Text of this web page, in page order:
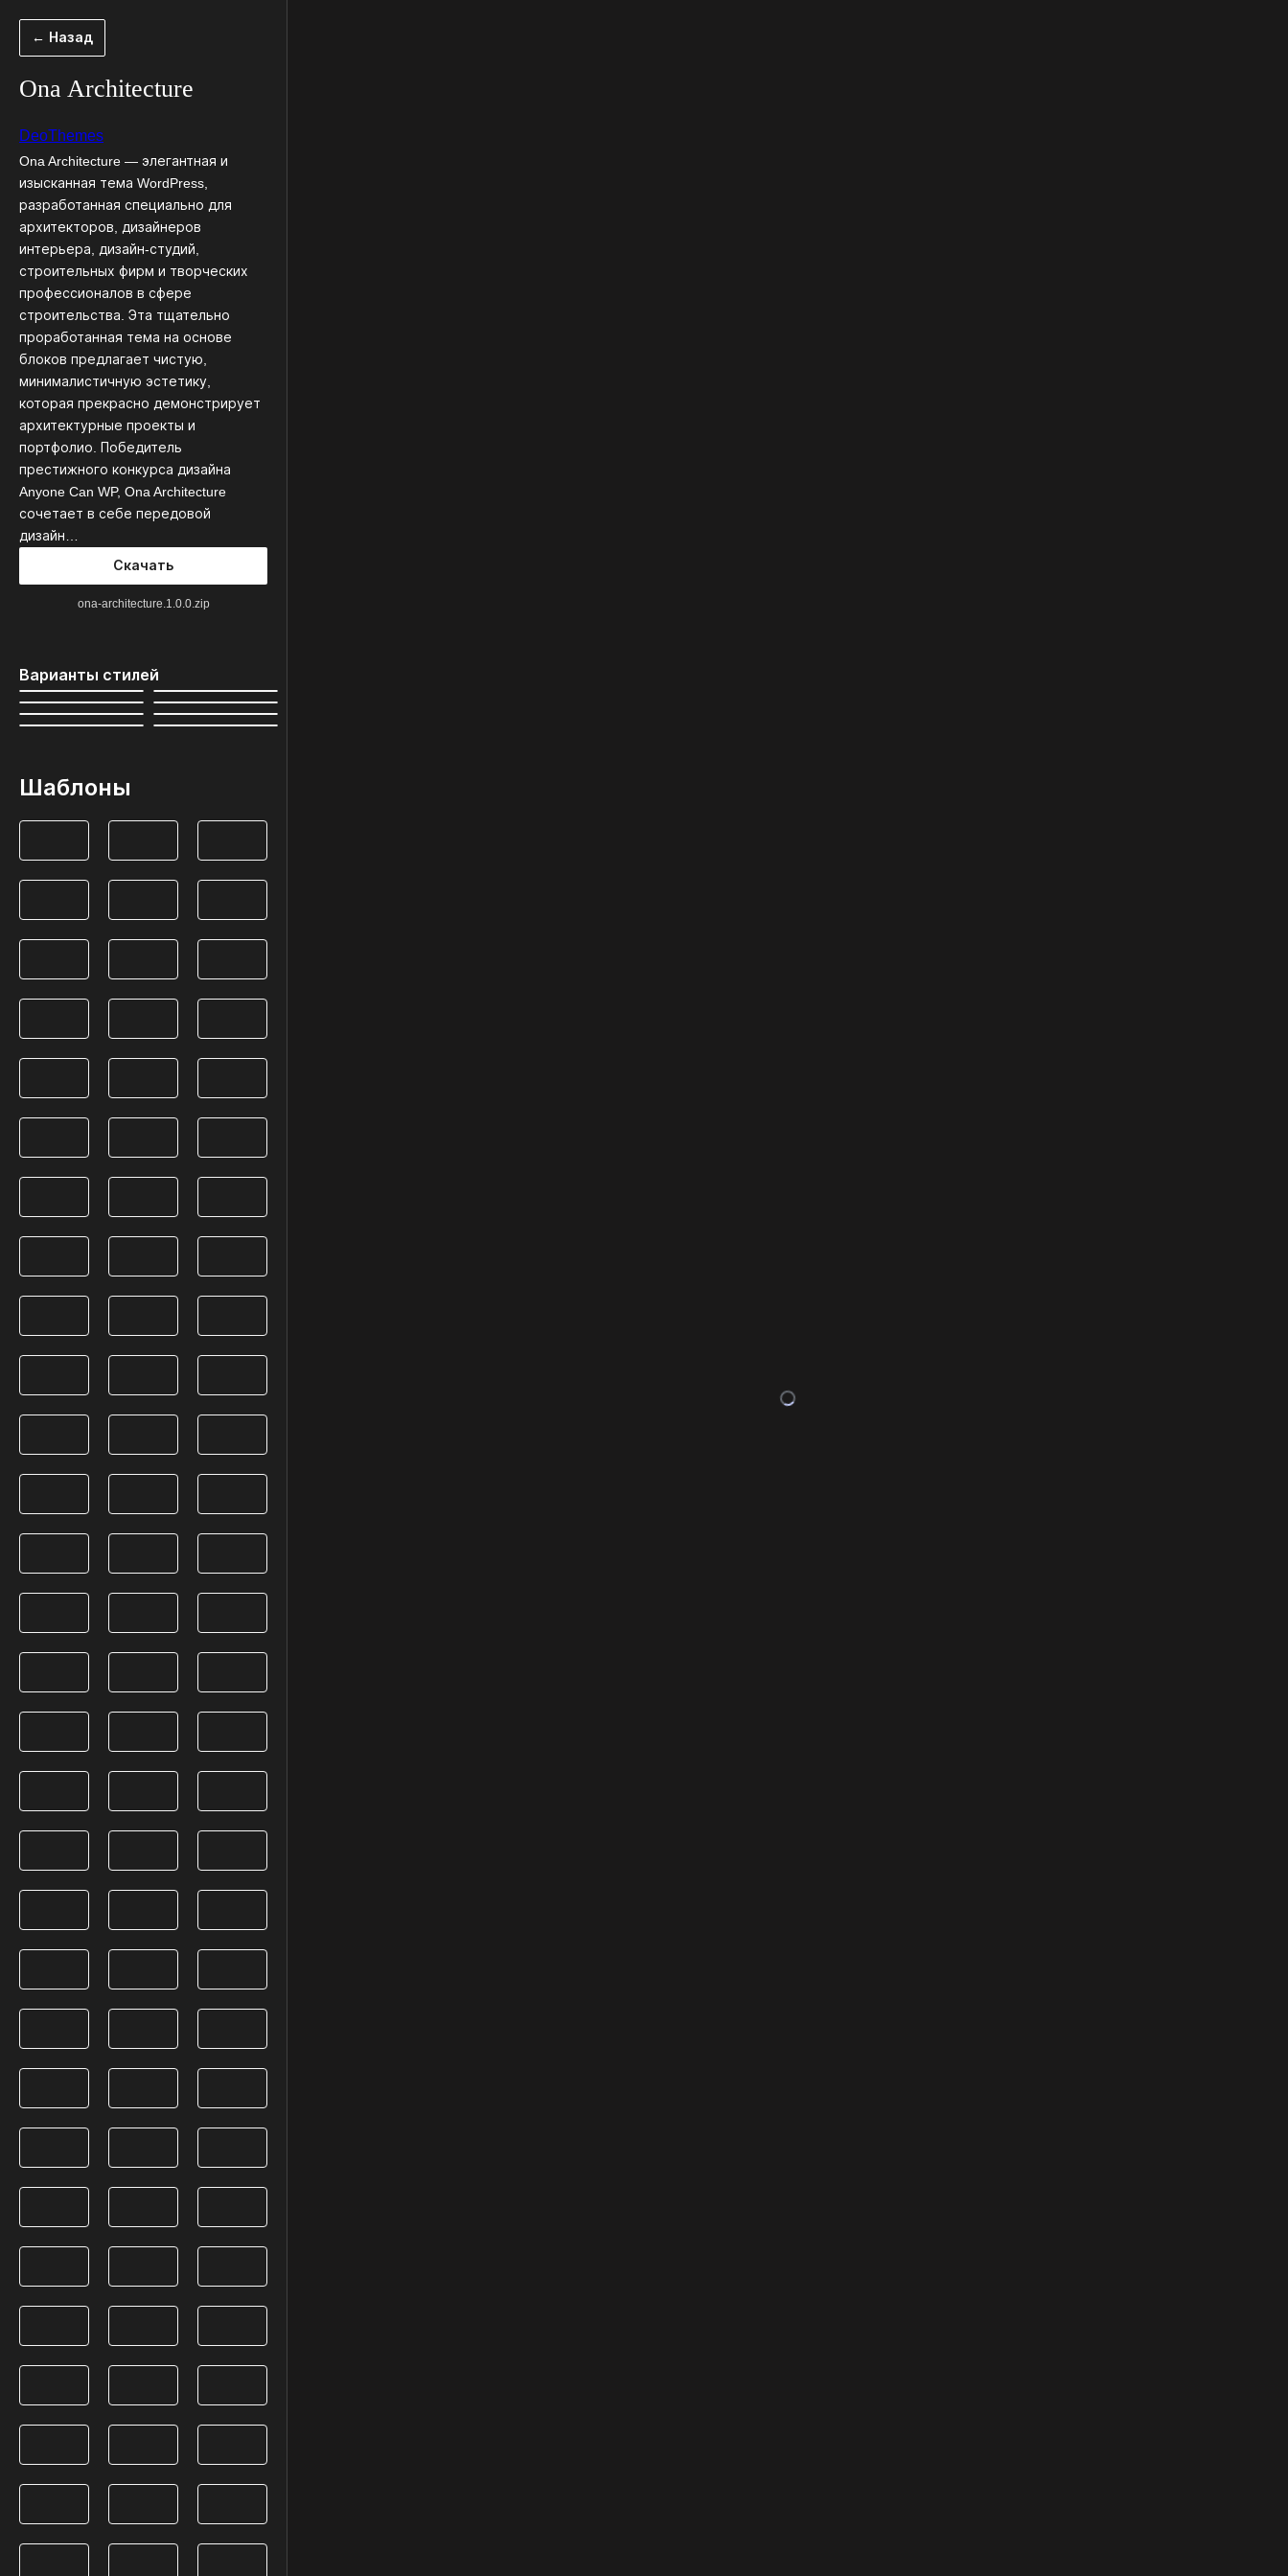
← Назад
Ona Architecture
DeoThemes
Ona Architecture — элегантная и
изысканная тема WordPress,
разработанная специально для
архитекторов, дизайнеров
интерьера, дизайн-студий,
строительных фирм и творческих
профессионалов в сфере
строительства. Эта тщательно
проработанная тема на основе
блоков предлагает чистую,
минималистичную эстетику,
которая прекрасно демонстрирует
архитектурные проекты и
портфолио. Победитель
престижного конкурса дизайна
Anyone Can WP, Ona Architecture
сочетает в себе передовой
дизайн…
Скачать
ona-architecture.1.0.0.zip
Варианты стилей
Шаблоны